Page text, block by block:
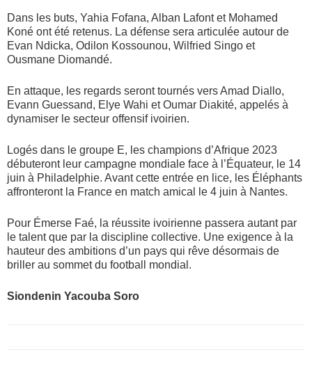
Dans les buts, Yahia Fofana, Alban Lafont et Mohamed
Koné ont été retenus. La défense sera articulée autour de
Evan Ndicka, Odilon Kossounou, Wilfried Singo et
Ousmane Diomandé.
En attaque, les regards seront tournés vers Amad Diallo,
Evann Guessand, Elye Wahi et Oumar Diakité, appelés à
dynamiser le secteur offensif ivoirien.
Logés dans le groupe E, les champions d’Afrique 2023
débuteront leur campagne mondiale face à l’Équateur, le 14
juin à Philadelphie. Avant cette entrée en lice, les Éléphants
affronteront la France en match amical le 4 juin à Nantes.
Pour Émerse Faé, la réussite ivoirienne passera autant par
le talent que par la discipline collective. Une exigence à la
hauteur des ambitions d’un pays qui rêve désormais de
briller au sommet du football mondial.
Siondenin Yacouba Soro